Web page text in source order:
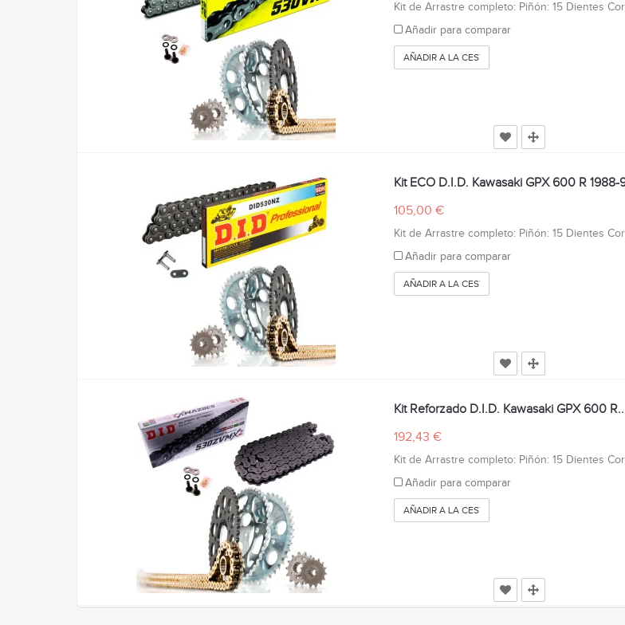
Kit de Arrastre completo: Piñón: 15 Dientes
Añadir para comparar
AÑADIR A LA CESTA
Kit ECO D.I.D. Kawasaki GPX 600 R 1988-
105,00 €
Kit de Arrastre completo: Piñón: 15 Dientes
Añadir para comparar
AÑADIR A LA CESTA
Kit Reforzado D.I.D. Kawasaki GPX 600
192,43 €
Kit de Arrastre completo: Piñón: 15 Dientes
Añadir para comparar
AÑADIR A LA CESTA